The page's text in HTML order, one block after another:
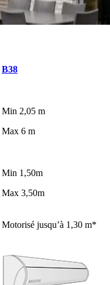
B38
Min 2,05 m
Max 6 m
Min 1,50m
Max 3,50m
Motorisé jusqu’à 1,30 m*